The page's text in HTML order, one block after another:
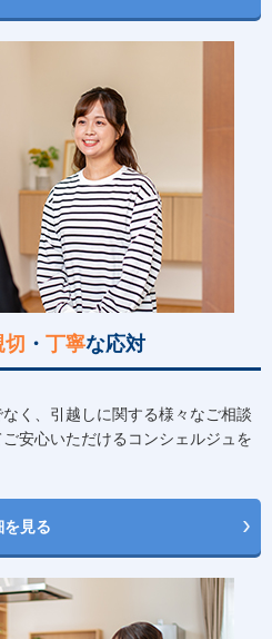
切 ・ 丁寧な応対
く、引越しに関する様々なご相談
安心いただけるコンシェルジュを
を見る